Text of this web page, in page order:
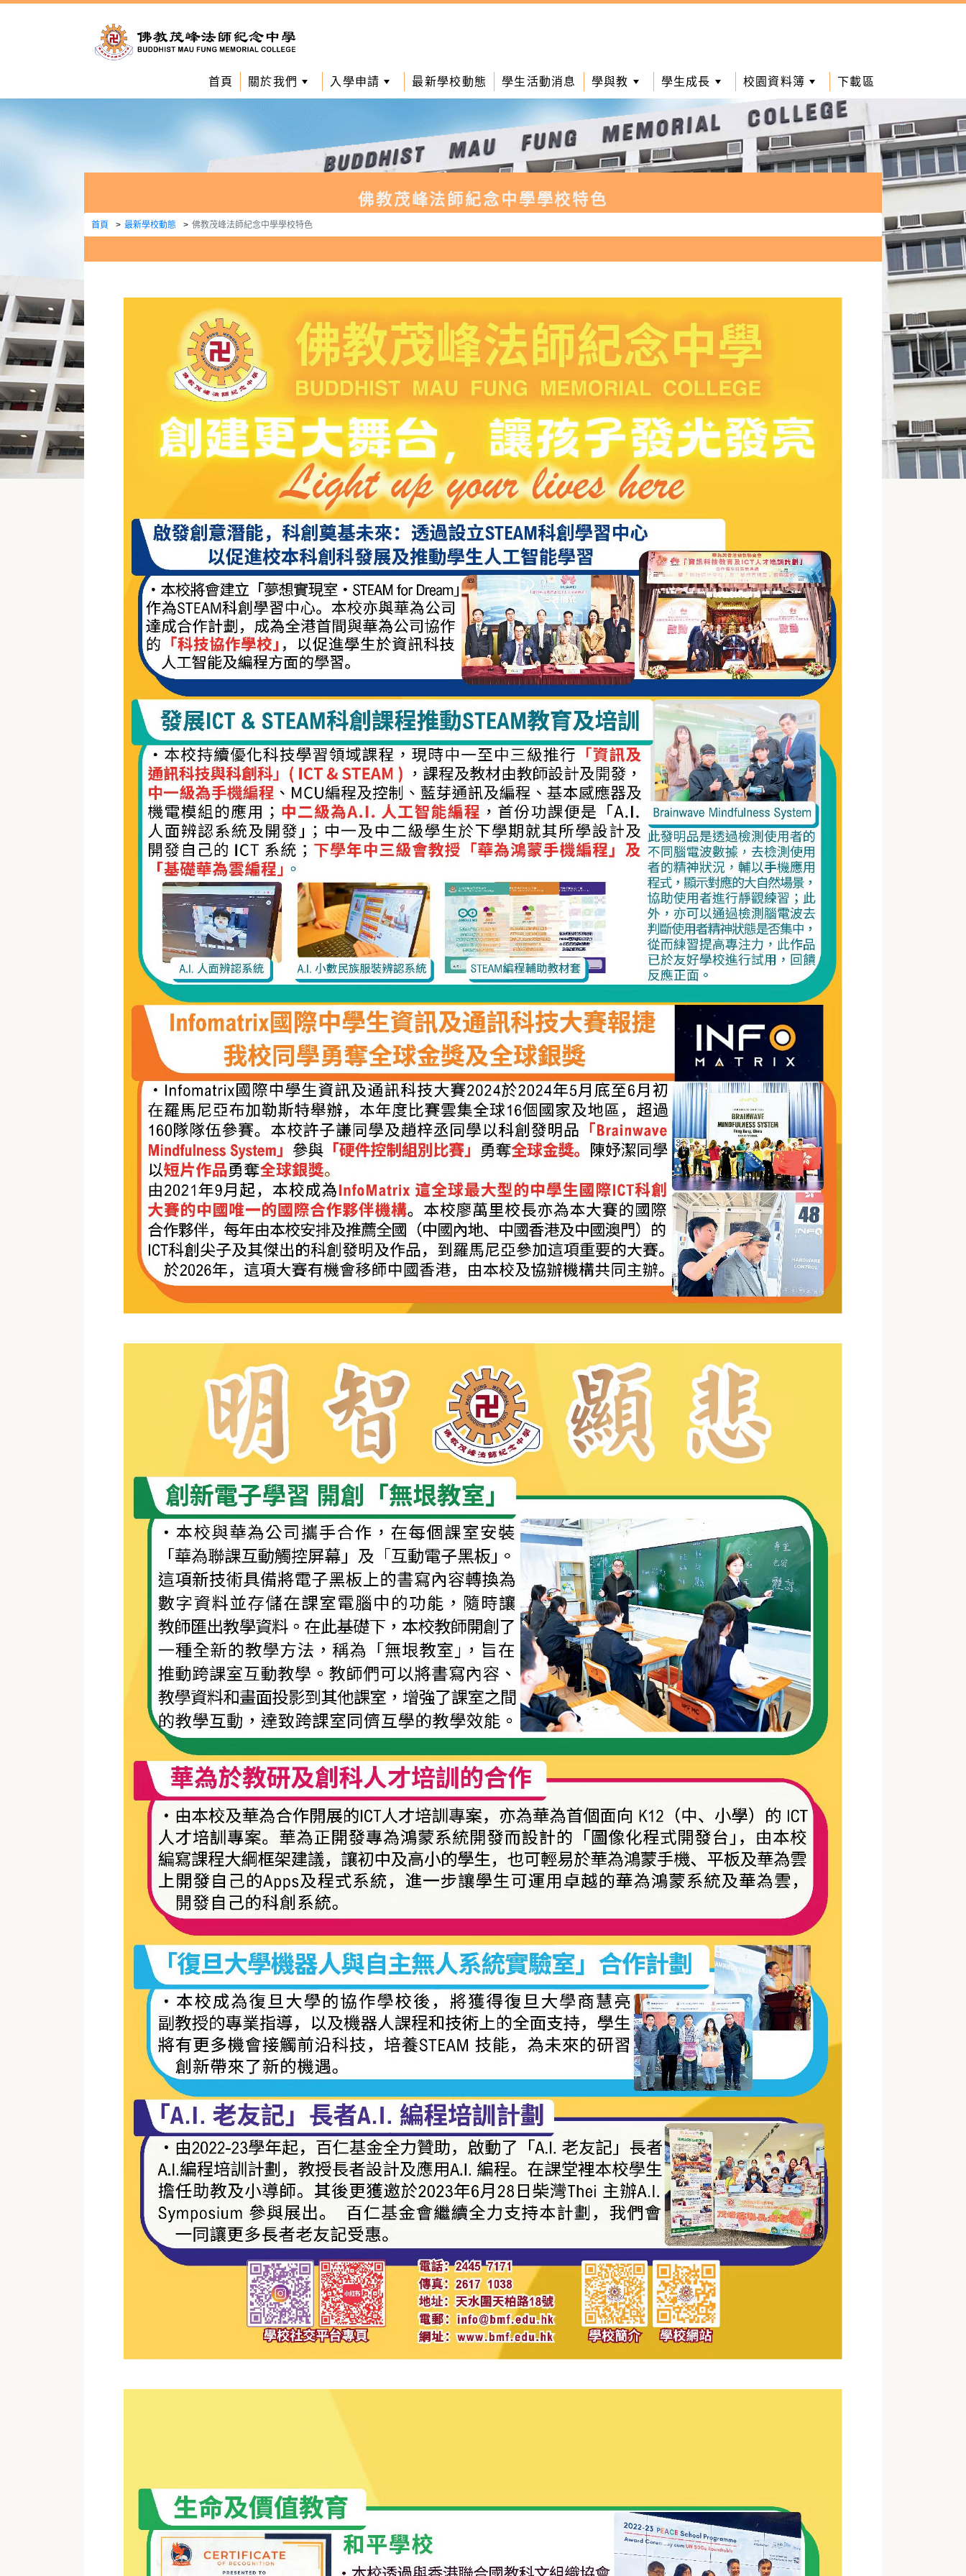
首頁 關於我們 入學申請 最新學校動態 學生活動消息 學與教 學生成長 校園資料簿 下載區
佛教茂峰法師紀念中學學校特色
首頁 最新學校動態 佛教茂峰法師紀念中學學校特色